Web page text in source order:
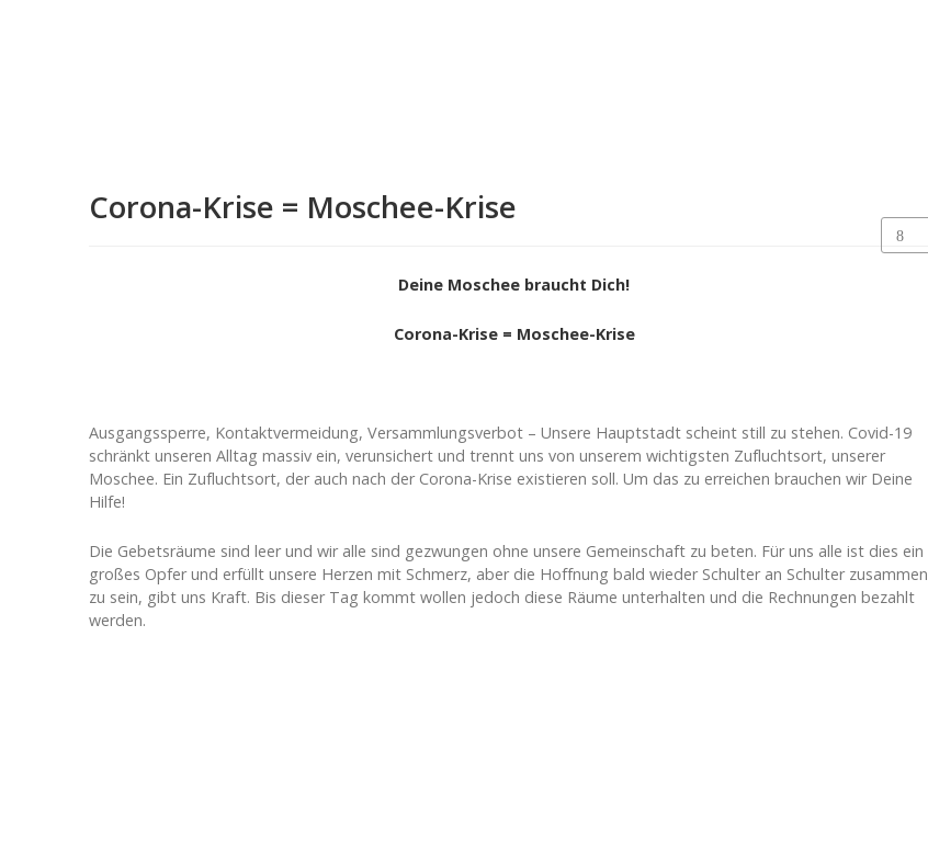
Corona-Krise = Moschee-Krise
Deine Moschee braucht Dich!
Corona-Krise = Moschee-Krise
Ausgangssperre, Kontaktvermeidung, Versammlungsverbot – Unsere Hauptstadt scheint still zu stehen. Covid-19
schränkt unseren Alltag massiv ein, verunsichert und trennt uns von unserem wichtigsten Zufluchtsort, unserer
Moschee. Ein Zufluchtsort, der auch nach der Corona-Krise existieren soll. Um das zu erreichen brauchen wir Deine
Hilfe!
Die Gebetsräume sind leer und wir alle sind gezwungen ohne unsere Gemeinschaft zu beten. Für uns alle ist dies ein
großes Opfer und erfüllt unsere Herzen mit Schmerz, aber die Hoffnung bald wieder Schulter an Schulter zusammen
zu sein, gibt uns Kraft. Bis dieser Tag kommt wollen jedoch diese Räume unterhalten und die Rechnungen bezahlt
werden.